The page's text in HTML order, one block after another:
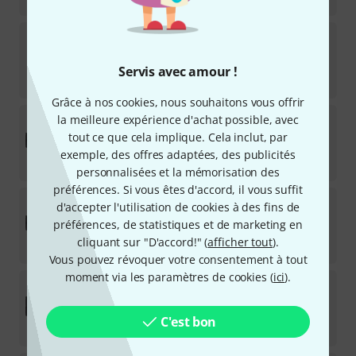
Servis avec amour !
Grâce à nos cookies, nous souhaitons vous offrir
la meilleure expérience d'achat possible, avec
tout ce que cela implique. Cela inclut, par
exemple, des offres adaptées, des publicités
personnalisées et la mémorisation des
préférences. Si vous êtes d'accord, il vous suffit
d'accepter l'utilisation de cookies à des fins de
préférences, de statistiques et de marketing en
cliquant sur "D'accord!" (afficher tout).
Vous pouvez révoquer votre consentement à tout
moment via les paramètres de cookies (ici).
C'est bon
ShowgearPSA-16A3C Power Distributor
Sur demande
€
ShowgearPowerCore 32.9
Disponible immédiatement
985 €
Showgear PowerCore 32.9m
Sur demande
1.055€
Showgear PowerCore 32.12c B-Stock
Disponible immédiatement